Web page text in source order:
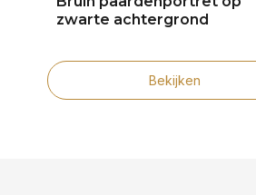
zwarte achtergrond
Bekijken